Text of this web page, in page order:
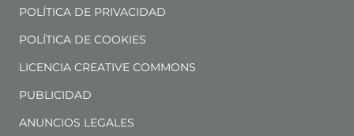
POLÍTICA DE PRIVACIDAD
POLÍTICA DE COOKIES
LICENCIA CREATIVE COMMONS
PUBLICIDAD
ANUNCIOS LEGALES